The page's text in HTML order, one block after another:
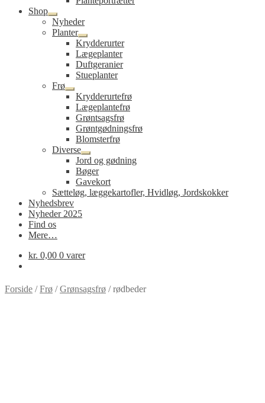
undermenu
Shop
Udfold
undermenu
Nyheder
Planter
Udfold
undermenu
Krydderurter
Lægeplanter
Duftgeranier
Stueplanter
Frø
Udfold
undermenu
Krydderurtefrø
Lægeplantefrø
Grøntsagsfrø
Grøntgødningsfrø
Blomsterfrø
Diverse
Udfold
undermenu
Jord og gødning
Bøger
Gavekort
Sætteløg, læggekartofler, Hvidløg, Jordskokker
Nyhedsbrev
Nyheder 2025
Find os
Mere…
kr. 0,00 0 varer
Forside /Frø /Grønsagsfrø /rødbeder